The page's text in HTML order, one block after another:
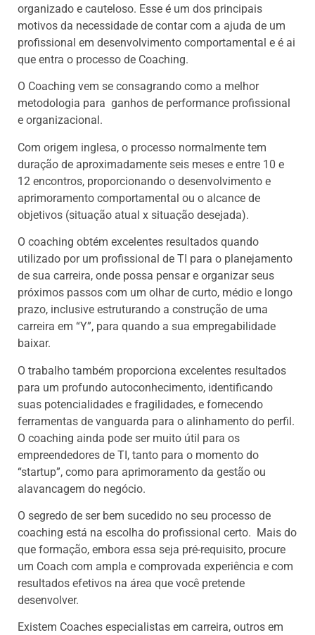
organizado e cauteloso. Esse é um dos principais
motivos da necessidade de contar com a ajuda de um
profissional em desenvolvimento comportamental e é ai
que entra o processo de Coaching.
O Coaching vem se consagrando como a melhor
metodologia para ganhos de performance profissional
e organizacional.
Com origem inglesa, o processo normalmente tem
duração de aproximadamente seis meses e entre 10 e
12 encontros, proporcionando o desenvolvimento e
aprimoramento comportamental ou o alcance de
objetivos (situação atual x situação desejada).
O coaching obtém excelentes resultados quando
utilizado por um profissional de TI para o planejamento
de sua carreira, onde possa pensar e organizar seus
próximos passos com um olhar de curto, médio e longo
prazo, inclusive estruturando a construção de uma
carreira em “Y”, para quando a sua empregabilidade
baixar.
O trabalho também proporciona excelentes resultados
para um profundo autoconhecimento, identificando
suas potencialidades e fragilidades, e fornecendo
ferramentas de vanguarda para o alinhamento do perfil.
O coaching ainda pode ser muito útil para os
empreendedores de TI, tanto para o momento do
“startup”, como para aprimoramento da gestão ou
alavancagem do negócio.
O segredo de ser bem sucedido no seu processo de
coaching está na escolha do profissional certo. Mais do
que formação, embora essa seja pré-requisito, procure
um Coach com ampla e comprovada experiência e com
resultados efetivos na área que você pretende
desenvolver.
Existem Coaches especialistas em carreira, outros em